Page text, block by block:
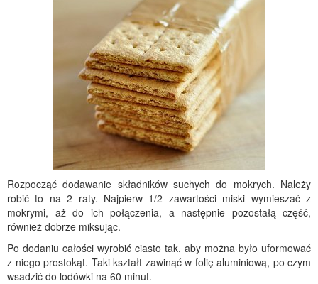
Rozpocząć dodawanie składników suchych do mokrych. Należy
robić to na 2 raty. Najpierw 1/2 zawartości miski wymieszać z
mokrymi, aż do ich połączenia, a następnie pozostałą część,
również dobrze miksując.
Po dodaniu całości wyrobić ciasto tak, aby można było uformować
z niego prostokąt. Taki kształt zawinąć w folię aluminiową, po czym
wsadzić do lodówki na 60 minut.